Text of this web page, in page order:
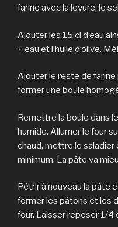
farine avec la levure, le
Ajouter les 15 cl d’eau
+ eau et l’huile d’olive.
Ajouter le reste de farine
former une boule
Remettre la boule dans
humide. Allumer le four
chaud, mettre le saladier
minimum. La pâte va
Pétrir à nouveau la pâte
former les pâtons et les
four. Laisser reposer 1/4